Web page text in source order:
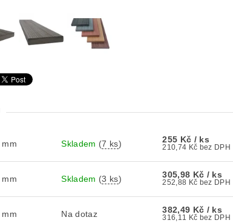
Skladem (7 ks) 255 Kč / ks
210,74 Kč bez DPH
Skladem (3 ks) 305,98 Kč / ks
252,88 Kč bez DPH
Na dotaz 382,49 Kč / ks
316,11 Kč bez DPH